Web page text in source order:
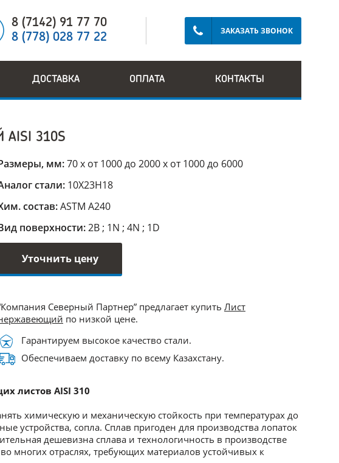
8 (7142) 91 77 70
8 (778) 028 77 22
ЗАКАЗАТЬ ЗВОНОК
ДОСТАВКА ОПЛАТА КОНТАКТЫ
310S
мм:70 х от 1000 до 2000 х от 1000 до 6000
стали: 10Х23Н18
состав:ASTM A240
поверхности:2B ; 1N ; 4N ; 1D
Уточнить цену
Северный Партнер” предлагает купить Лист
по низкой цене.
Гарантируем высокое качество стали.
Обеспечиваем доставку по всему Казахстану.
листов AISI 310
химическую и механическую стойкость при температурах до
устройства, сопла. Сплав пригоден для производства лопаток
дешевизна сплава и технологичность в производстве
многих отраслях, требующих материалов устойчивых к